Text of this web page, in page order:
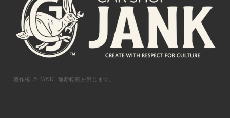
著作権 © JANK. 無断転載を禁じます。